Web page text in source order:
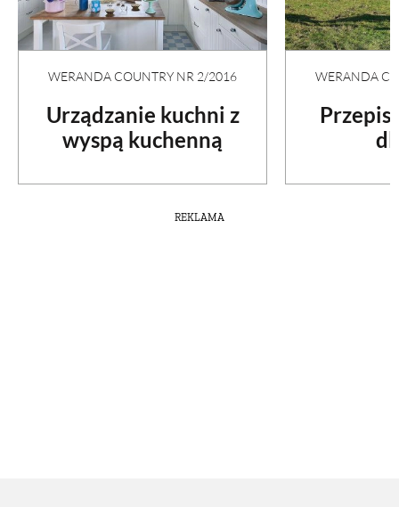
WERANDA COUNTRY NR 2/2016
Urządzanie kuchni z
wyspą kuchenną
WERANDA
REKLAMA